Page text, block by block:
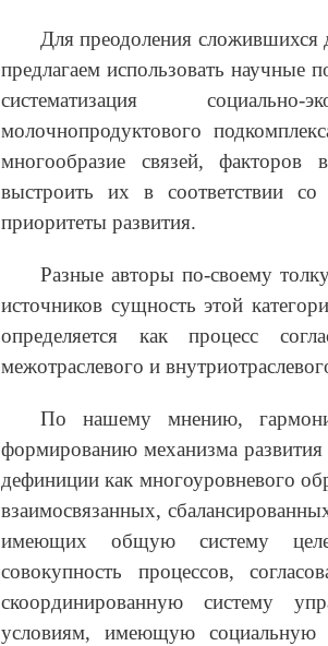
Для преодоления
предлагаем использовать научные
систематизация
молочнопродуктового
многообразие связей,
выстроить их в соответствии
приоритеты развития.
Разные авторы по-своему
источников сущность этой
определяется как процесс
межотраслевого и
По нашему мнению,
формированию механизма развития
дефиниции как многоуровневого
взаимосвязанных,
имеющих общую систему
совокупность процессов,
скоординированную систему
условиям, имеющую социальную